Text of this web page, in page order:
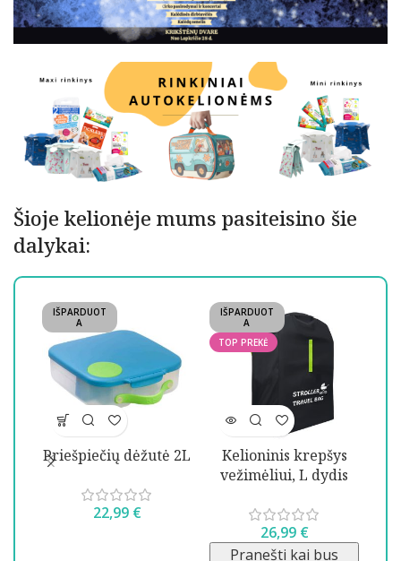
Šioje kelionėje mums pasiteisino šie
dalykai:
IŠPARDUOT
A
Priešpiečių dėžutė 2L
22,99 €
IŠPARDUOT
A
TOP PREKĖ
Kelioninis krepšys
vežimėliui, L dydis
26,99 €
Pranešti kai bus